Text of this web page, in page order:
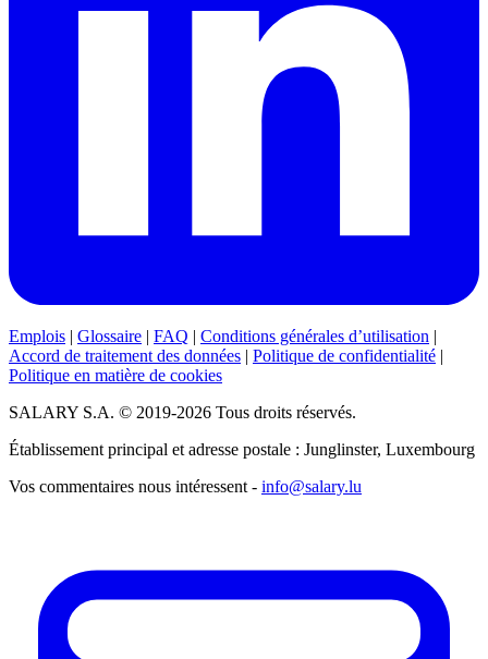
Emplois | Glossaire | FAQ | Conditions générales d’utilisation |
Accord de traitement des données | Politique de confidentialité |
Politique en matière de cookies
SALARY S.A. © 2019-2026 Tous droits réservés.
Établissement principal et adresse postale : Junglinster, Luxembourg
Vos commentaires nous intéressent - info@salary.lu